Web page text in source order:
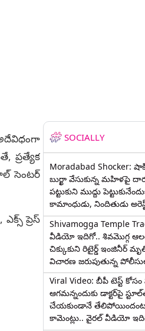
ప్రత్యేక
సెంటర్
ప్రెస్
SOCIALLY
Moradabad Shocker:
బుర్ఖా వేసుకున్న మహిళపై
పట్టుకుని ముద్దు
కామాంధుడు, నిందితుడు
Shivamogga Temple
వీడియో ఇదిగో.. శివమొగ్గ
చిక్కుకుని రిటైర్డ్ ఇంజినీర్
విచారణ జరుపుతున్న
Viral Video: బీపీ టెస్ట్‌
ఆగమన్నందుకు డాక్టర్‌పై
చేయకుండానే
కామెంట్లు.. వైరల్ వీడియో